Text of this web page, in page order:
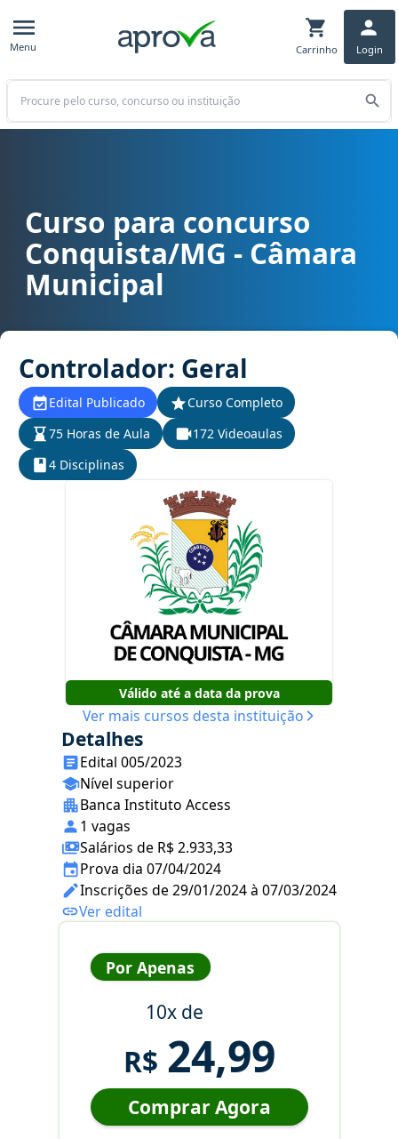
Menu Carrinho Login
Buscar
Curso para concurso Conquista/MG - Câmara Municipal cargo
Curso para concurso
Conquista/MG - Câmara
Municipal
Controlador: Geral
Edital Publicado
Curso Completo
75 Horas de Aula
172 Videoaulas
4 Disciplinas
Válido até a data da prova
Ver mais cursos desta instituição
Detalhes
Edital 005/2023
Nível superior
Banca Instituto Access
1 vagas
Salários de R$ 2.933,33
Prova dia 07/04/2024
Inscrições de 29/01/2024 à 07/03/2024
Ver edital
Por Apenas
10x de
R$ 24,99
Comprar Agora